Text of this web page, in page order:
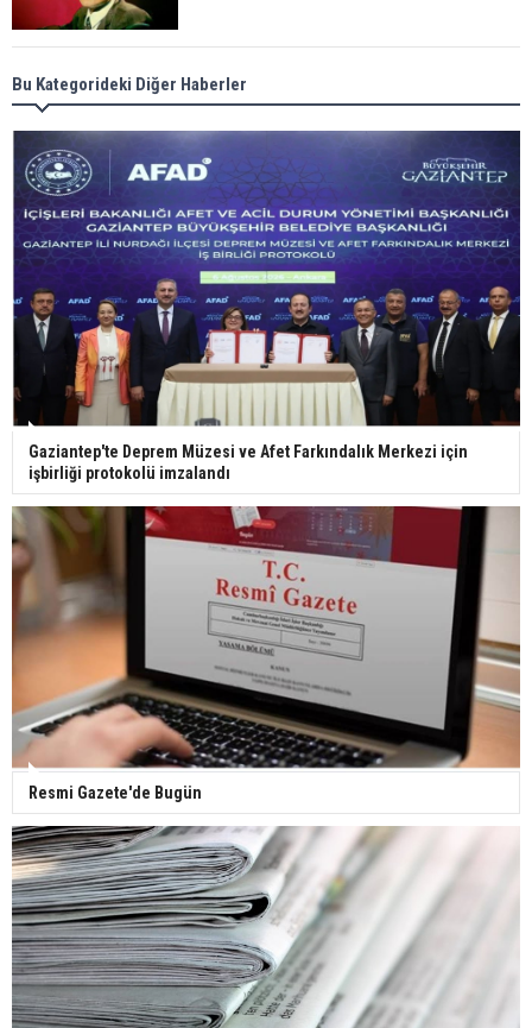
Meral Akşener ile Müsavat Dervişoğlu cenazede
görüntülendi
29 Mayıs okullar tatil mi?
Bilim kurgu gerçekleşiyor... Dondurulmuş
insanları hayata döndürecek keşif
Ünlü türkücü Mahmut Tuncer estetik operasyon
geçirdi: Son hali gündem oldu
Yerli turist 229,7 milyar lira seyahat harcaması
yaptı
Gazze'deki Sağlık Bakanlığı duyurdu: Vahşetin
pençesinde 2 salgın vaka tespit edildi
Bu Kategorideki Diğer Haberler
Gaziantep'te Deprem Müzesi ve Afet Farkındalık Merkezi için
işbirliği protokolü imzalandı
Resmi Gazete'de Bugün